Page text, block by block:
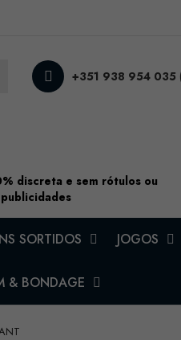
+351 938 954 035
discreta e sem rótulos ou
publicidades
SORTIDOS JOGOS
& BONDAGE